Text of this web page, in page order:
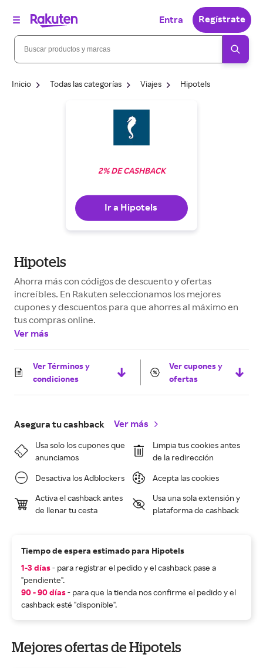
Entra Regístrate
Inicio Todas las categorías Viajes Hipotels
2% DE CASHBACK
Ir a Hipotels
Hipotels
Ahorra más con códigos de descuento y ofertas
increíbles. En Rakuten seleccionamos los mejores
cupones y descuentos para que ahorres al máximo en
tus compras online.
Ver más
Ver Términos y
condiciones
Ver cupones y
ofertas
Asegura tu cashback Ver más
Usa solo los cupones que
anunciamos
Limpia tus cookies antes
de la redirección
Desactiva los Adblockers Acepta las cookies
Activa el cashback antes
de llenar tu cesta
Usa una sola extensión y
plataforma de cashback
Tiempo de espera estimado para Hipotels
1-3 días- para registrar el pedido y el cashback pase a
"pendiente".
90 - 90 días- para que la tienda nos confirme el pedido y el
cashback esté "disponible".
Mejores ofertas de Hipotels